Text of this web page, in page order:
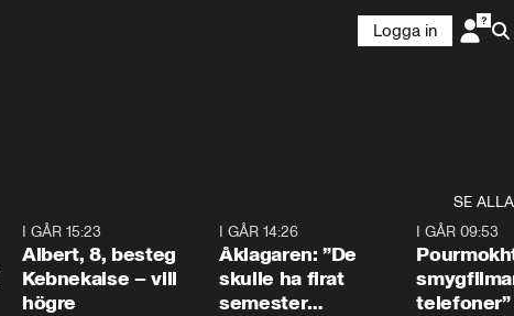
Logga in
SE ALLA
I GÅR 15:23
Albert, 8, besteg
Kebnekaise – vill
högre
I GÅR 14:26
Åklagaren: ”De
skulle ha firat
semester
I GÅR 09:53
telefoner”